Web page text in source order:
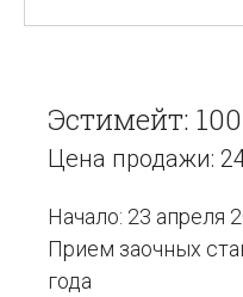
Эстимейт:
Цена продажи:
Начало: 23 апреля
Прием заочных
года